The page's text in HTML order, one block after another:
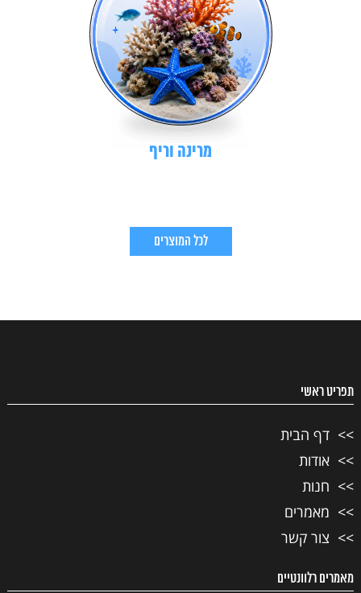
מרינה וריף
לכל המוצרים
תפריט ראשי
דף הבית
אודות
חנות
מאמרים
צור קשר
מאמרים רלוונטיים